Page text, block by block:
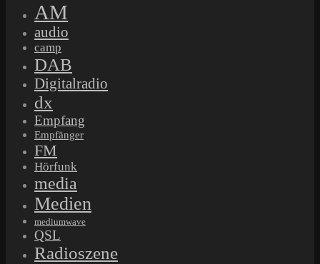
AM
audio
camp
DAB
Digitalradio
dx
Empfang
Empfänger
FM
Hörfunk
media
Medien
mediumwave
QSL
Radioszene